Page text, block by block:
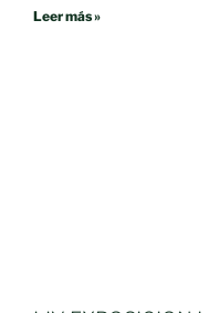
Leer más »